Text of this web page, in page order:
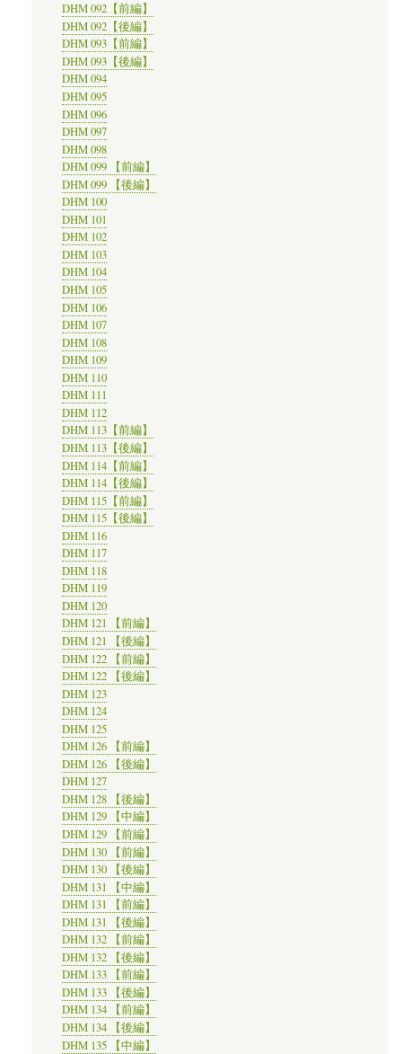
DHM 092【前編】
DHM 092【後編】
DHM 093【前編】
DHM 093【後編】
DHM 094
DHM 095
DHM 096
DHM 097
DHM 098
DHM 099 【前編】
DHM 099 【後編】
DHM 100
DHM 101
DHM 102
DHM 103
DHM 104
DHM 105
DHM 106
DHM 107
DHM 108
DHM 109
DHM 110
DHM 111
DHM 112
DHM 113【前編】
DHM 113【後編】
DHM 114【前編】
DHM 114【後編】
DHM 115【前編】
DHM 115【後編】
DHM 116
DHM 117
DHM 118
DHM 119
DHM 120
DHM 121 【前編】
DHM 121 【後編】
DHM 122 【前編】
DHM 122 【後編】
DHM 123
DHM 124
DHM 125
DHM 126 【前編】
DHM 126 【後編】
DHM 127
DHM 128 【後編】
DHM 129 【中編】
DHM 129 【前編】
DHM 130 【前編】
DHM 130 【後編】
DHM 131 【中編】
DHM 131 【前編】
DHM 131 【後編】
DHM 132 【前編】
DHM 132 【後編】
DHM 133 【前編】
DHM 133 【後編】
DHM 134 【前編】
DHM 134 【後編】
DHM 135 【中編】